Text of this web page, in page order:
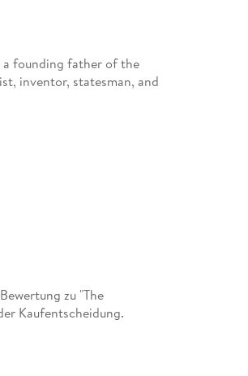
a founding father of the
inventor, statesman, and
zu "The
Kaufentscheidung.